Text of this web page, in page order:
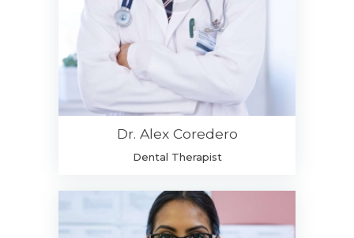
Dr. Alex Coredero
Dental Therapist